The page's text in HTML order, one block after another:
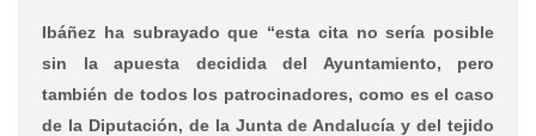
Ibáñez ha subrayado que “esta cita no sería posible
sin la apuesta decidida del Ayuntamiento, pero
también de todos los patrocinadores, como es el caso
de la Diputación, de la Junta de Andalucía y del tejido